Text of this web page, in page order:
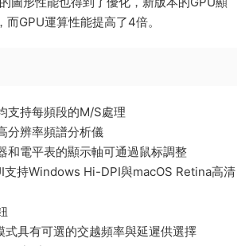
GPU運算性能提高了4倍。
支持每頻段的M/S處理
分辨率頻譜分析儀
和電平表的顯示軸可通過鼠标調整
支持Windows Hi-DPI與macOS Retina高清
式具有可選的交越頻率與延遲供選擇